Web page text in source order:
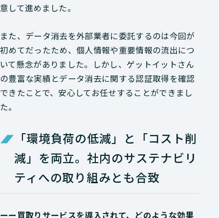
意して進めました。
また、データ消去を外部業者に委託するのは今回が
初めてだったため、個人情報や重要情報の流出につ
いて懸念がありました。しかし、ゲットイットさん
の豊富な実績とデータ消去に関する認証取得を確認
できたことで、安心してお任せすることができまし
た。
「環境負荷の低減」と「コスト削
減」を両立。社内のサステナビリ
ティへの取り組みとも合致
ーー買取りサービスを導入されて、どのような効果